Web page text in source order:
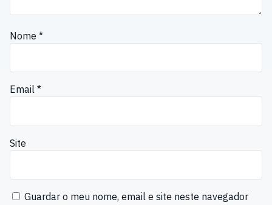
Nome *
Email *
Site
Guardar o meu nome, email e site neste navegador